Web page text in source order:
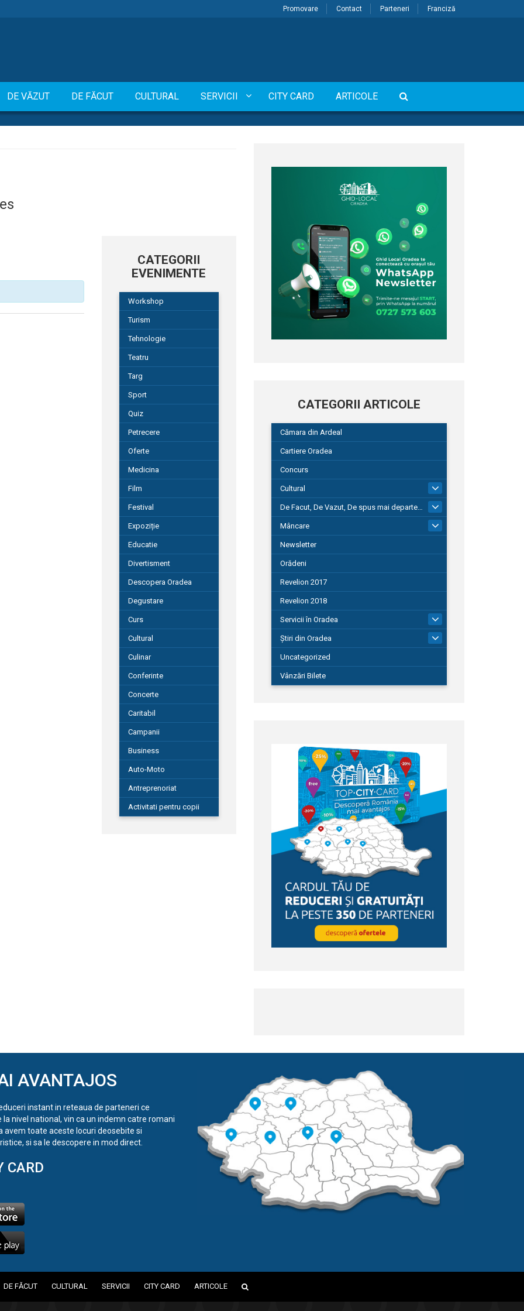
Promovare Contact Parteneri Franciză
DE VĂZUT DE FĂCUT CULTURAL SERVICII CITY CARD ARTICOLE
CATEGORII
EVENIMENTE
Workshop
Turism
Tehnologie
Teatru
Targ
Sport
Quiz
Petrecere
Oferte
Medicina
Film
Festival
Expoziție
Educatie
Divertisment
Descopera Oradea
Degustare
Curs
Cultural
Culinar
Conferinte
Concerte
Caritabil
Campanii
Business
Auto-Moto
Antreprenoriat
Activitati pentru copii
CATEGORII ARTICOLE
Cămara din Ardeal
Cartiere Oradea
Concurs
Cultural
De Facut, De Vazut, De spus mai departe…
580
Mâncare
Newsletter
Orădeni
Revelion 2017
Revelion 2018
Servicii în Oradea
104
Știri din Oradea
1.127
Uncategorized
Vânzări Bilete
AVANTAJOS
instant in reteaua de parteneri ce
nivel national, vin ca un indemn catre romani
toate aceste locuri deosebite si
si sa le descopere in mod direct.
CARD
DE FĂCUT CULTURAL SERVICII CITY CARD ARTICOLE